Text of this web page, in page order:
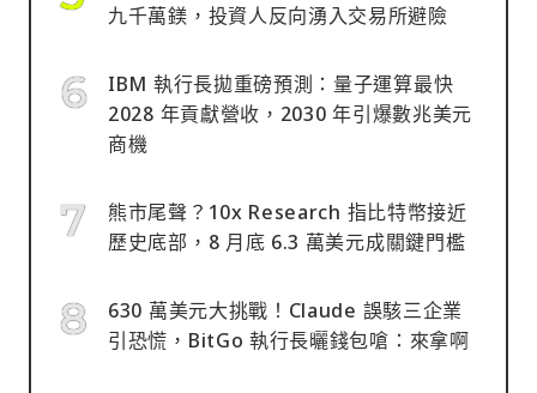
九千萬鎂，投資人反向湧入交易所避險
IBM 執行長拋重磅預測：量子運算最快
2028 年貢獻營收，2030 年引爆數兆美元
商機
熊市尾聲？10x Research 指比特幣接近
歷史底部，8 月底 6.3 萬美元成關鍵門檻
630 萬美元大挑戰！Claude 誤駭三企業
引恐慌，BitGo 執行長曬錢包嗆：來拿啊